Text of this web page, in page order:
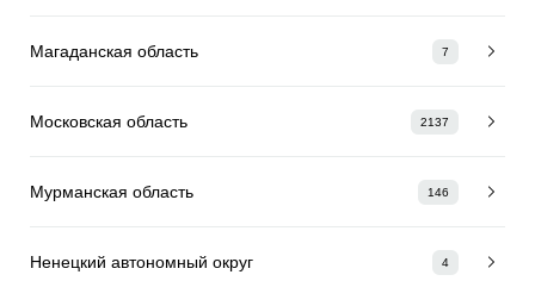
Магаданская область 7
Московская область 2137
Мурманская область 146
Ненецкий автономный округ 4